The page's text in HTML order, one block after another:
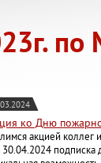
по
ко Дню
акцией коллег
подписка